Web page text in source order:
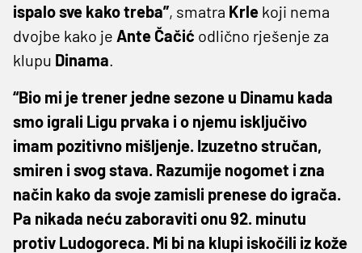
ispalo sve kako treba”, smatra Krle koji nema
dvojbe kako je Ante Čačić odlično rješenje za
klupu Dinama.
“Bio mi je trener jedne sezone u Dinamu kada
smo igrali Ligu prvaka i o njemu isključivo
imam pozitivno mišljenje. Izuzetno stručan,
smiren i svog stava. Razumije nogomet i zna
način kako da svoje zamisli prenese do igrača.
Pa nikada neću zaboraviti onu 92. minutu
protiv Ludogoreca. Mi bi na klupi iskočili iz kože